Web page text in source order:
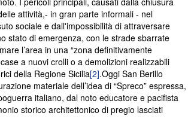
attività,- in gran parte informali - nel
sociale e dall'impossibilità di attraversare
stato di emergenza, con le strade sbarrate
l’area in una “zona definitivamente
a nuovi crolli o a demolizioni realizzabili
della Regione Sicilia[2].Oggi San Berillo
materiale dell’idea di “Spreco” espressa,
italiano, dal noto educatore e pacifista
storico architettonico di pregio lasciati